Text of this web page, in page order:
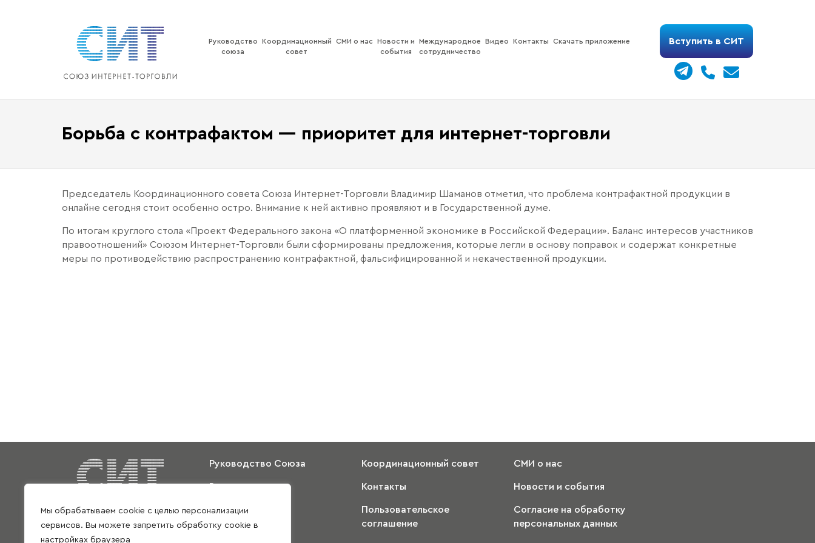
Мы обрабатываем cookie с целью персонализации
сервисов. Вы можете запретить обработку cookie в
настройках браузера
Руководство
союза
Координационный
совет
СМИ о нас
Новости и
события
Международное
сотрудничество
Видео Контакты Скачать приложение Вступить в СИТ
Борьба с контрафактом — приоритет для интернет-торговли
Председатель Координационного совета Союза Интернет-Торговли Владимир Шаманов отметил, что проблема контрафактной продукции в
онлайне сегодня стоит особенно остро. Внимание к ней активно проявляют и в Государственной думе.
По итогам круглого стола «Проект Федерального закона «О платформенной экономике в Российской Федерации». Баланс интересов участников
правоотношений» Союзом Интернет-Торговли были сформированы предложения, которые легли в основу поправок и содержат конкретные
меры по противодействию распространению контрафактной, фальсифицированной и некачественной продукции.
Руководство Союза Координационный совет СМИ о нас
Видео Контакты Новости и события
Международное
сотрудничество
Пользовательское
соглашение
Согласие на обработку
персональных данных